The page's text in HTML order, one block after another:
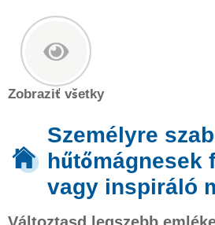
Zobraziť všetky
Személyre
hűtőmágnesek
vagy inspiráló
Változtasd legszebb